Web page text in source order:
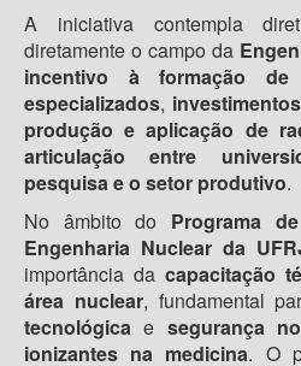
A iniciativa contempla
diretamente o campo da
incentivo à formação de
especializados,
produção e aplicação de
articulação entre
pesquisa e o setor produtivo.
No âmbito do Programa
Engenharia Nuclear da
importância da capacitação
área nuclear, fundamental
tecnológica e segurança
ionizantes na medicina. O